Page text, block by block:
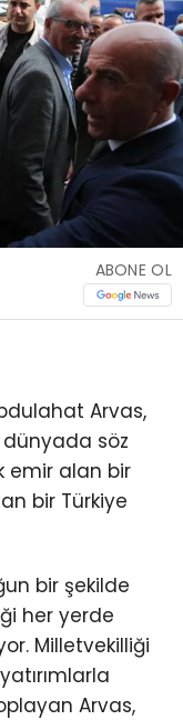
İhbar
Hattı
Instagram
Youtube
ABONE OL
Arvas,
dünyada söz
emir alan bir
bir Türkiye
bir şekilde
her yerde
Milletvekilliği
Arvas,